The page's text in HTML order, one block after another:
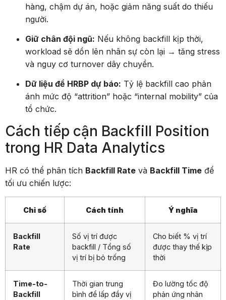
hàng, chậm dự án, hoặc giảm năng suất do thiếu
người.
Giữ chân đội ngũ: Nếu không backfill kịp thời,
workload sẽ dồn lên nhân sự còn lại → tăng stress
và nguy cơ turnover dây chuyền.
Dữ liệu để HRBP dự báo: Tỷ lệ backfill cao phản
ánh mức độ “attrition” hoặc “internal mobility” của
tổ chức.
Cách tiếp cận Backfill Position
trong HR Data Analytics
HR có thể phân tích Backfill Rate và Backfill Time để
tối ưu chiến lược:
Chỉ số Cách tính Ý nghĩa
Backfill
Rate
Số vị trí được
backfill / Tổng số
vị trí bị bỏ trống
Cho biết % vị trí
được thay thế kịp
thời
Time-to-
Backfill
Thời gian trung
bình để lấp đầy vị
Đo lường tốc độ
phản ứng nhân